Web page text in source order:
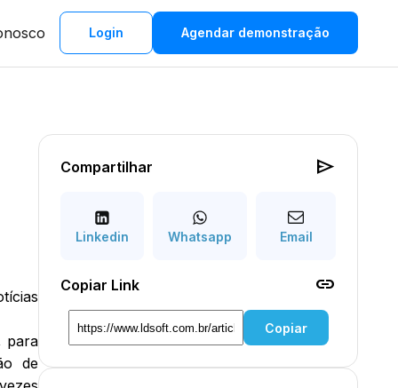
Login Agendar demonstração
para
de
Compartilhar send
Linkedin Whatsapp Email
Copiar Link link
Copiar